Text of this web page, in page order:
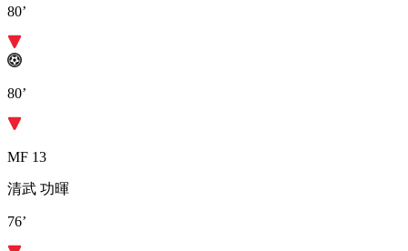
80’
80’
MF 13
清武 功暉
76’